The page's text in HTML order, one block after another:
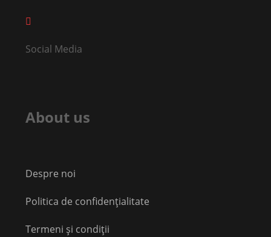
Social Media
About us
Despre noi
Politica de confidențialitate
Termeni și condiții